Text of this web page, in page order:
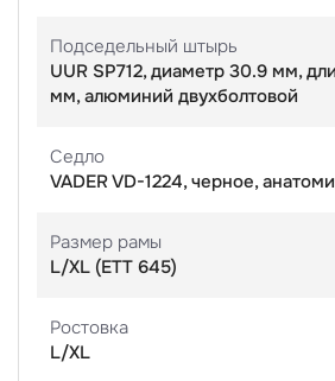
Подседельный штырь
UUR SP712, диаметр 30.9 мм,
мм, алюминий двухболтовой
Седло
VADER VD-1224, черное,
Размер рамы
L/XL (ЕТТ 645)
Ростовка
L/XL